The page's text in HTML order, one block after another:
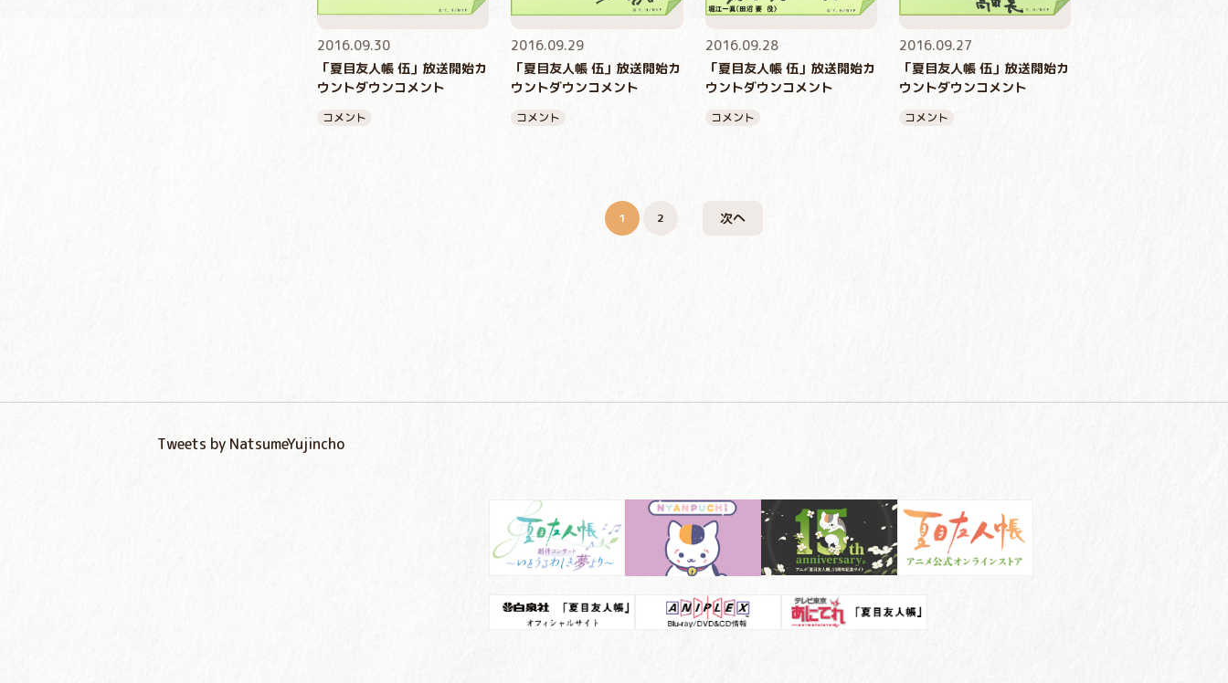
2016.09.30
「夏目友人帳 伍」放送開始カ
ウントダウンコメント
コメント
2016.09.29
「夏目友人帳 伍」放送開始カ
ウントダウンコメント
コメント
2016.09.28
「夏目友人帳 伍」放送開始カ
ウントダウンコメント
コメント
2016.09.27
「夏目友人帳 伍」放送開始カ
ウントダウンコメント
コメント
1 2 次へ
Tweets by NatsumeYujincho